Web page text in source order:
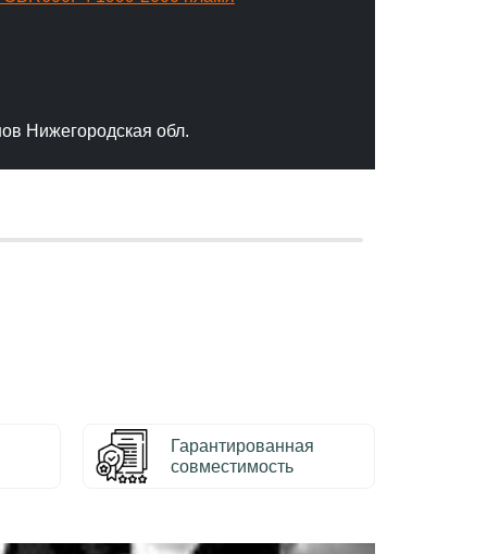
Нижегородская обл.
Гарантированная
совместимость